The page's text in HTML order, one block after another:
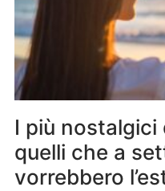
I più nostalgici
quelli che a
vorrebbero